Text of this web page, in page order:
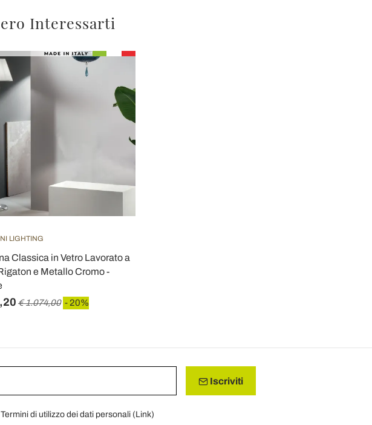
Interessarti
LIGHTING
Classica in Vetro Lavorato a
e Metallo Cromo -
€ 1.074,00 - 20%
Iscriviti
di utilizzo dei dati personali (Link)